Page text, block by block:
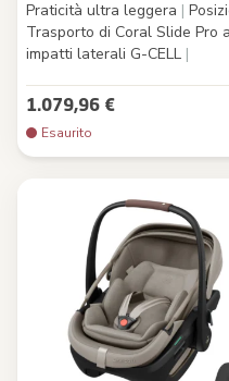
Praticità ultra leggera |
Trasporto di Coral Slide Pro
impatti laterali G-CELL |
1.079,96 €
Esaurito